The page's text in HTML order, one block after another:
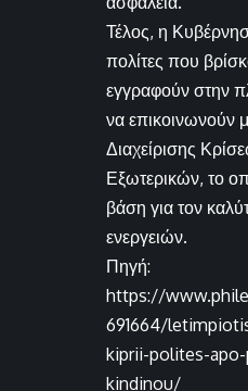
Τέλος, η
πολίτες που
εγγραφούν στην
να επικοινωνούν
Διαχείρισης
Εξωτερικών, το
βάση για τον
ενεργειών.
Πηγή:
https://
691664/
kiprii-polites-
kindinou/